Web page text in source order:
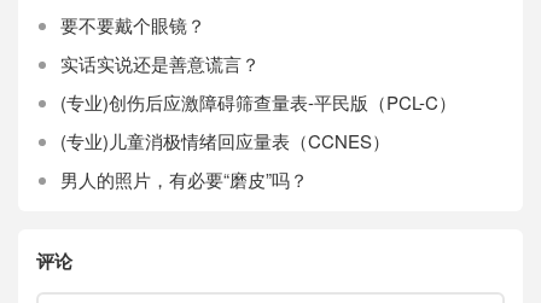
要不要戴个眼镜？
实话实说还是善意谎言？
(专业)创伤后应激障碍筛查量表-平民版（PCL-C）
(专业)儿童消极情绪回应量表（CCNES）
男人的照片，有必要“磨皮”吗？
评论